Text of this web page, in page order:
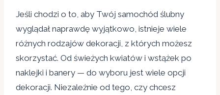
Jeśli chodzi o to, aby Twój samochód ślubny
wyglądał naprawdę wyjątkowo, istnieje wiele
różnych rodzajów dekoracji, z których możesz
skorzystać. Od świeżych kwiatów i wstążek po
naklejki i banery — do wyboru jest wiele opcji
dekoracji. Niezależnie od tego, czy chcesz